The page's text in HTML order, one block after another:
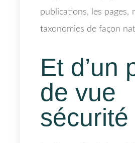
publications, les pages,
taxonomies de façon
Et d’un
de vue
sécurité